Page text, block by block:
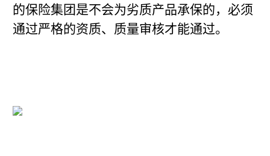
的保险集团是不会为劣质产品承保的，必须
通过严格的资质、质量审核才能通过。